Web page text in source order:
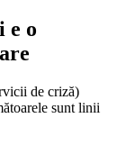
e o
de criză)
sunt linii